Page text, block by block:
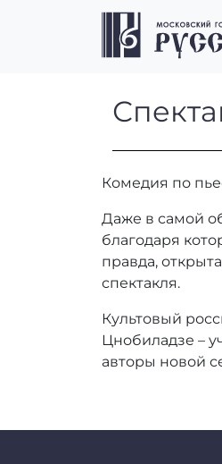
Перейти к содержимому
Перейти к футеру
Комедия по
Даже в самой
благодаря
правда,
спектакля.
Культовый
Цнобиладзе –
авторы новой